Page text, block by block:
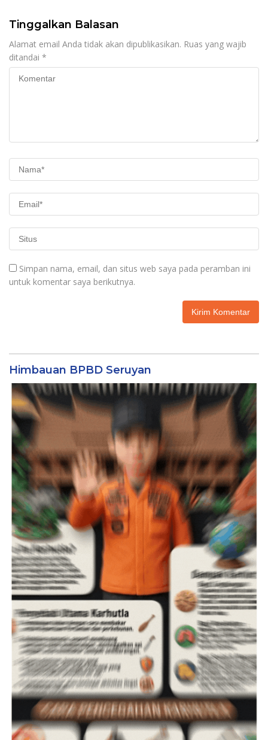
Tinggalkan Balasan
Alamat email Anda tidak akan dipublikasikan. Ruas yang wajib
ditandai *
Simpan nama, email, dan situs web saya pada peramban ini
untuk komentar saya berikutnya.
Himbauan BPBD Seruyan